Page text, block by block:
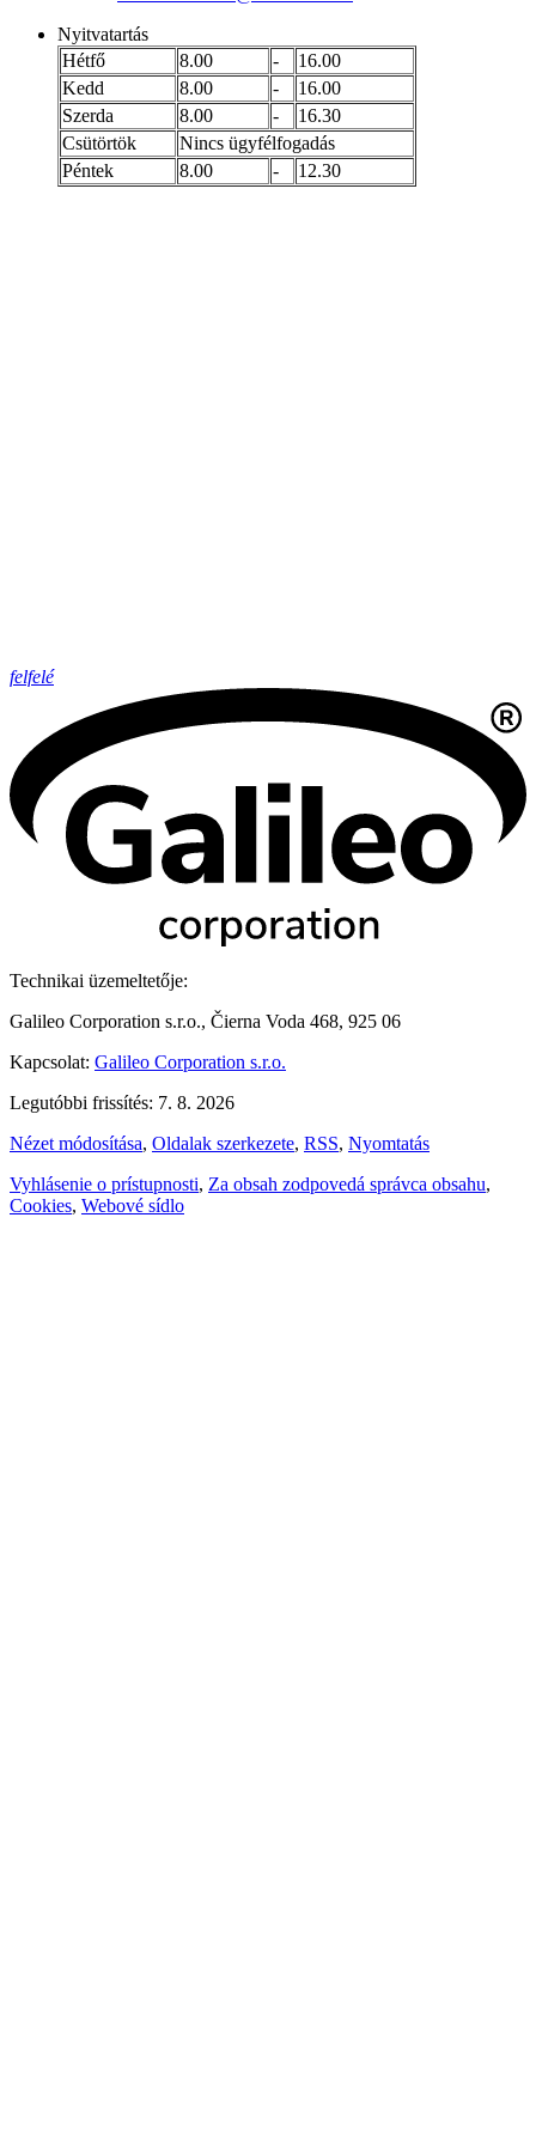
Nyitvatartás
Hétfő
8.00 -
16.00
Kedd
8.00 -
16.00
Szerda
8.00 -
16.30
Csütörtök
Nincs ügyfélfogadás
Péntek
8.00 - 12.30
felfelé
Technikai üzemeltetője:
Galileo Corporation s.r.o., Čierna Voda 468, 925 06
Kapcsolat: Galileo Corporation s.r.o.
Legutóbbi frissítés: 7. 8. 2026
Nézet módosítása, Oldalak szerkezete, RSS, Nyomtatás
Vyhlásenie o prístupnosti, Za obsah zodpovedá správca obsahu,
Cookies, Webové sídlo